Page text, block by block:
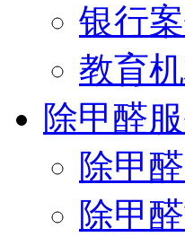
银行
教育
除甲醛
除甲
除甲